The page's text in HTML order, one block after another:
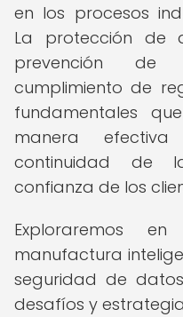
en los procesos
La protección de
prevención
cumplimiento de
fundamentales
manera
continuidad de
confianza de los
Exploraremos
manufactura
seguridad de
desafíos y